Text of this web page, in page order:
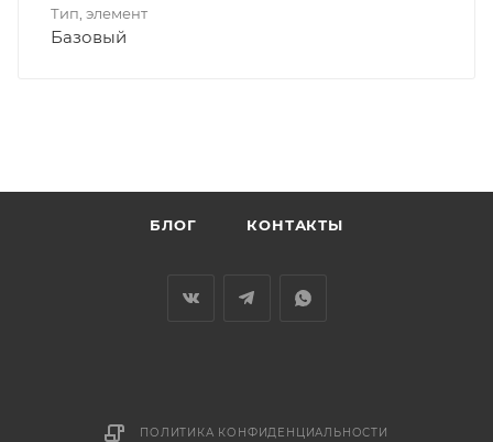
Тип, элемент
Базовый
БЛОГ КОНТАКТЫ
ПОЛИТИКА КОНФИДЕНЦИАЛЬНОСТИ